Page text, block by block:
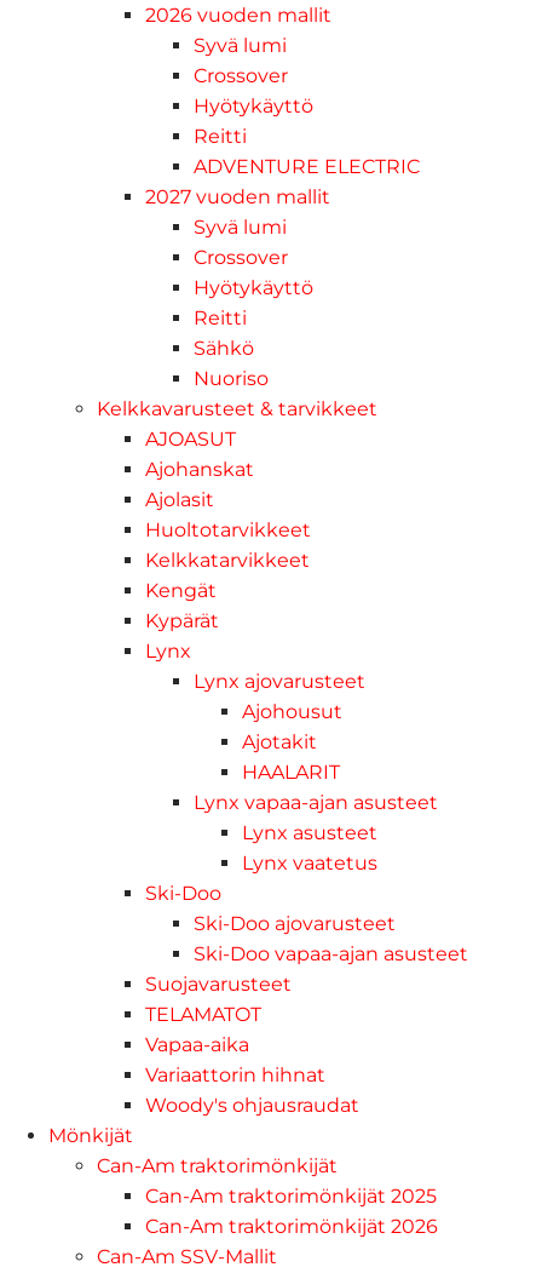
2026 vuoden mallit
Syvä lumi
Crossover
Hyötykäyttö
Reitti
ADVENTURE ELECTRIC
2027 vuoden mallit
Syvä lumi
Crossover
Hyötykäyttö
Reitti
Sähkö
Nuoriso
Kelkkavarusteet & tarvikkeet
AJOASUT
Ajohanskat
Ajolasit
Huoltotarvikkeet
Kelkkatarvikkeet
Kengät
Kypärät
Lynx
Lynx ajovarusteet
Ajohousut
Ajotakit
HAALARIT
Lynx vapaa-ajan asusteet
Lynx asusteet
Lynx vaatetus
Ski-Doo
Ski-Doo ajovarusteet
Ski-Doo vapaa-ajan asusteet
Suojavarusteet
TELAMATOT
Vapaa-aika
Variaattorin hihnat
Woody's ohjausraudat
Mönkijät
Can-Am traktorimönkijät
Can-Am traktorimönkijät 2025
Can-Am traktorimönkijät 2026
Can-Am SSV-Mallit